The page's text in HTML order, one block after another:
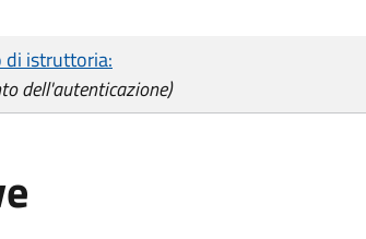
di istruttoria:
dell'autenticazione)